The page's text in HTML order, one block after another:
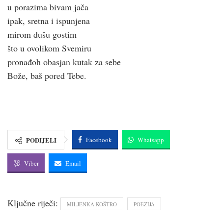
u porazima bivam jača
ipak, sretna i ispunjena
mirom dušu gostim
što u ovolikom Svemiru
pronađoh obasjan kutak za sebe
Bože, baš pored Tebe.
PODIJELI Facebook Whatsapp
Viber Email
Ključne riječi: MILJENKA KOŠTRO POEZIJA